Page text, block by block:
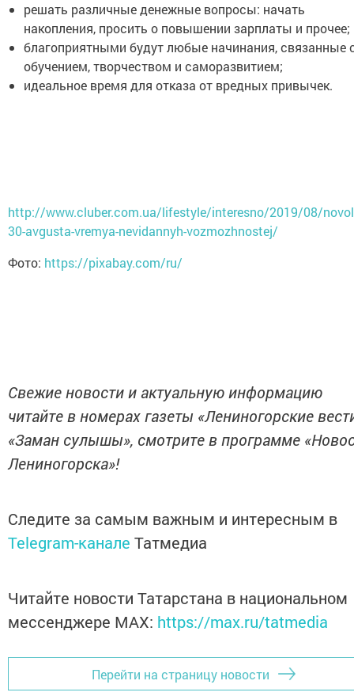
решать различные денежные вопросы: начать
накопления, просить о повышении зарплаты и прочее;
благоприятными будут любые начинания, связанные
обучением, творчеством и саморазвитием;
идеальное время для отказа от вредных привычек.
http://www.cluber.com.ua/lifestyle/interesno/2019/08/
30-avgusta-vremya-nevidannyh-vozmozhnostej/
Фото: https://pixabay.com/ru/
Свежие новости и актуальную информацию
читайте в номерах газеты «Лениногорские
«Заман сулышы», смотрите в программе
Лениногорска»!
Следите за самым важным и интересным в
Telegram-канале Татмедиа
Читайте новости Татарстана в национальном
мессенджере MАХ: https://max.ru/tatmedia
Перейти на страницу новости